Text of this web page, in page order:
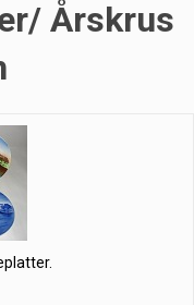
Årskrus